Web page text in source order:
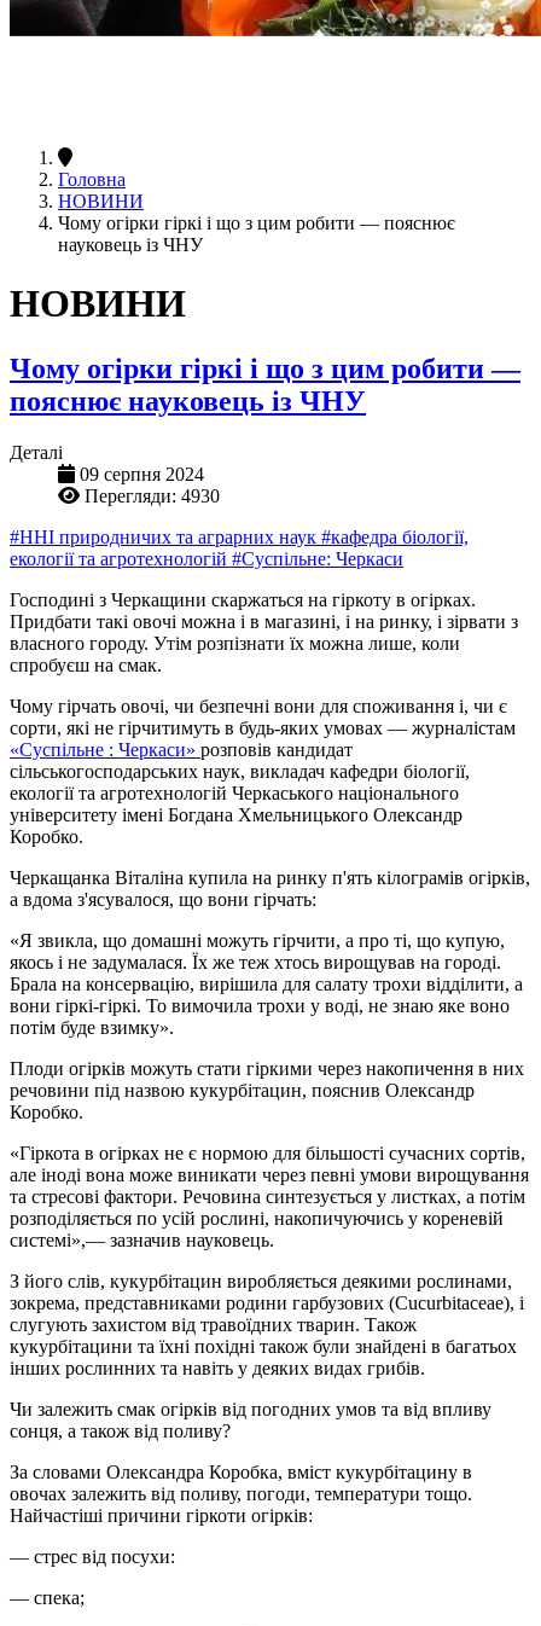
Головна
НОВИНИ
Чому огірки гіркі і що з цим робити — пояснює
науковець із ЧНУ
НОВИНИ
Чому огірки гіркі і що з цим робити —
пояснює науковець із ЧНУ
Деталі
09 серпня 2024
Перегляди: 4930
#ННІ природничих та аграрних наук #кафедра біології,
екології та агротехнологій #Суспільне: Черкаси
Господині з Черкащини скаржаться на гіркоту в огірках.
Придбати такі овочі можна і в магазині, і на ринку, і зірвати з
власного городу. Утім розпізнати їх можна лише, коли
спробуєш на смак.
Чому гірчать овочі, чи безпечні вони для споживання і, чи є
сорти, які не гірчитимуть в будь-яких умовах — журналістам
«Суспільне : Черкаси» розповів кандидат
сільськогосподарських наук, викладач кафедри біології,
екології та агротехнологій Черкаського національного
університету імені Богдана Хмельницького Олександр
Коробко.
Черкащанка Віталіна купила на ринку п'ять кілограмів огірків,
а вдома з'ясувалося, що вони гірчать:
«Я звикла, що домашні можуть гірчити, а про ті, що купую,
якось і не задумалася. Їх же теж хтось вирощував на городі.
Брала на консервацію, вирішила для салату трохи відділити, а
вони гіркі-гіркі. То вимочила трохи у воді, не знаю яке воно
потім буде взимку».
Плоди огірків можуть стати гіркими через накопичення в них
речовини під назвою кукурбітацин, пояснив Олександр
Коробко.
«Гіркота в огірках не є нормою для більшості сучасних сортів,
але іноді вона може виникати через певні умови вирощування
та стресові фактори. Речовина синтезується у листках, а потім
розподіляється по усій рослині, накопичуючись у кореневій
системі»,— зазначив науковець.
З його слів, кукурбітацин виробляється деякими рослинами,
зокрема, представниками родини гарбузових (Cucurbitaceae), і
слугують захистом від травоїдних тварин. Також
кукурбітацини та їхні похідні також були знайдені в багатьох
інших рослинних та навіть у деяких видах грибів.
Чи залежить смак огірків від погодних умов та від впливу
сонця, а також від поливу?
За словами Олександра Коробка, вміст кукурбітацину в
овочах залежить від поливу, погоди, температури тощо.
Найчастіші причини гіркоти огірків:
— стрес від посухи:
— спека;